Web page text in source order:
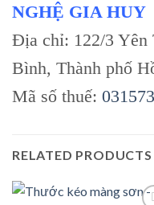
NGHỆ GIA HUY
Địa chỉ: 122/3 Yên
Bình, Thành phố
Mã số thuế:
RELATED PRODUCTS